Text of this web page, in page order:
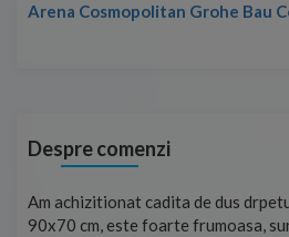
Arena Cosmopolitan Grohe Bau
Despre comenzi
Am achizitionat cadita de dus
90x70 cm, este foarte frumoasa,